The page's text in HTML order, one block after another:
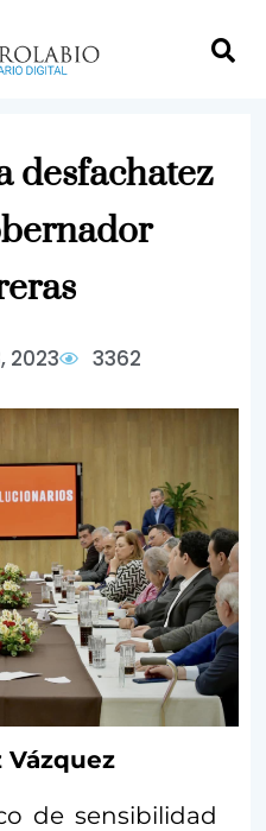
desfachatez
2023 3362
Vázquez
de sensibilidad